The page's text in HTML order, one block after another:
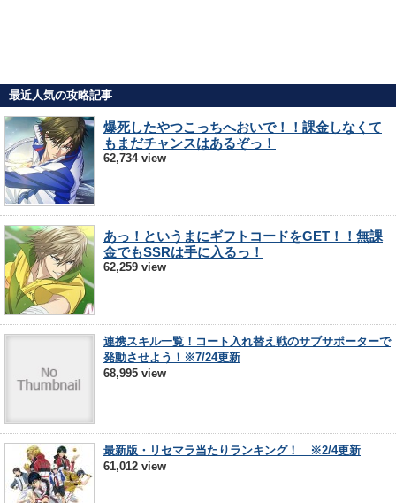
最近人気の攻略記事
爆死したやつこっちへおいで！！課金しなくて
もまだチャンスはあるぞっ！
62,734 view
あっ！というまにギフトコードをGET！！無課
金でもSSRは手に入るっ！
62,259 view
連携スキル一覧！コート入れ替え戦のサブサポーターで
発動させよう！※7/24更新
68,995 view
最新版・リセマラ当たりランキング！ ※2/4更新
61,012 view